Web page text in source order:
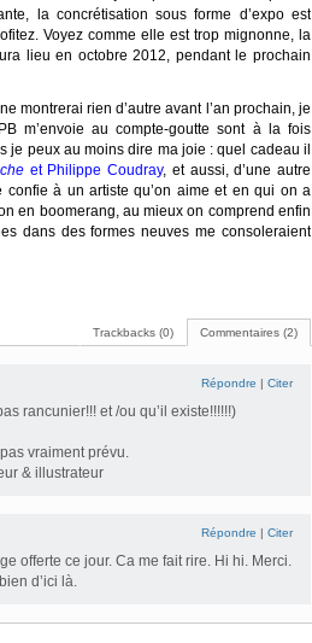
la concrétisation sous forme d’expo est
Voyez comme elle est trop mignonne, la
lieu en octobre 2012, pendant le prochain
montrerai rien d’autre avant l’an prochain, je
m’envoie au compte-goutte sont à la fois
je peux au moins dire ma joie : quel cadeau il
et Philippe Coudray, et aussi, d’une autre
confie à un artiste qu’on aime et en qui on a
en boomerang, au mieux on comprend enfin
dans des formes neuves me consoleraient
Commentaires (2)
Trackbacks (0)
Répondre | Citer
rancunier!!! et /ou qu’il existe!!!!!!)
vraiment prévu.
& illustrateur
Répondre | Citer
offerte ce jour. Ca me fait rire. Hi hi. Merci.
d’ici là.